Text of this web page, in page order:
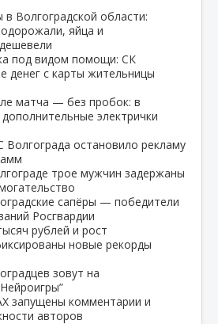
в Волгоградской области:
яйца и
под видом помощи: СК
денег с карты жительницы
матча — без пробок: в
электрички
Волгограда остановило рекламу
трое мужчин задержаны
сапёры — победители
Росгвардии
рублей и рост
новые рекорды
зовут на
запущены комментарии и
авторов